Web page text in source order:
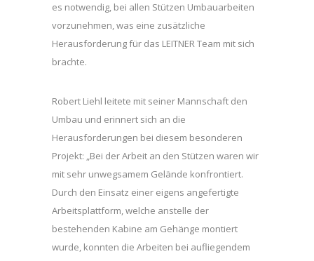
es notwendig, bei allen Stützen Umbauarbeiten
vorzunehmen, was eine zusätzliche
Herausforderung für das LEITNER Team mit sich
brachte.
Robert Liehl leitete mit seiner Mannschaft den
Umbau und erinnert sich an die
Herausforderungen bei diesem besonderen
Projekt: „Bei der Arbeit an den Stützen waren wir
mit sehr unwegsamem Gelände konfrontiert.
Durch den Einsatz einer eigens angefertigte
Arbeitsplattform, welche anstelle der
bestehenden Kabine am Gehänge montiert
wurde, konnten die Arbeiten bei aufliegendem